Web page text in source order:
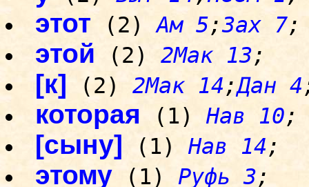
этот (2)Ам 5;Зах 7;
этой (2) 2Мак 13;
[к] (2) 2Мак 14;Дан 4
которая (1) Нав 10;
[сыну] (1) Нав 14;
этому(1) Руфь 3;